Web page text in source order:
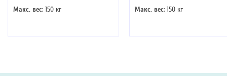
Макс. вес: 150 кг Макс. вес: 150 кг